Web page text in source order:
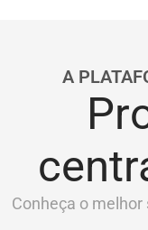
A
Conheça o